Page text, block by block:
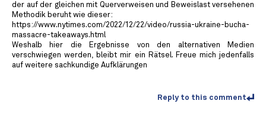
der auf der gleichen mit Querverweisen und Beweislast versehenen
Methodik beruht wie dieser:
https://www.nytimes.com/2022/12/22/video/russia-ukraine-bucha-
massacre-takeaways.html
Weshalb hier die Ergebnisse von den alternativen Medien
verschwiegen werden, bleibt mir ein Rätsel. Freue mich jedenfalls
auf weitere sachkundige Aufklärungen
Reply to this comment